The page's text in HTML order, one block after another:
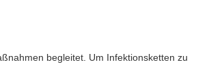
begleitet. Um Infektionsketten zu